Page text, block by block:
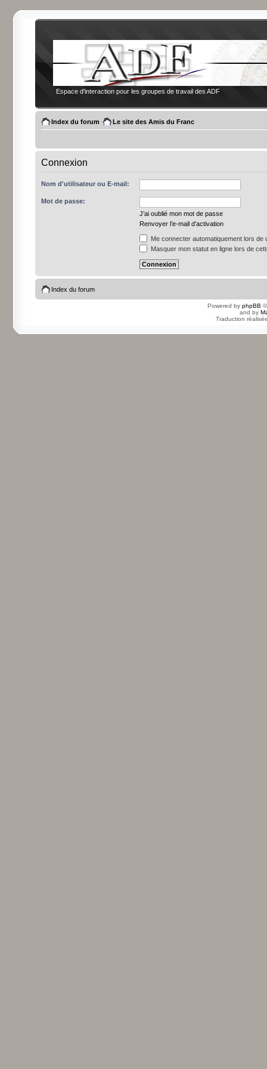
Espace d'interaction pour les groupes de travail des ADF
Index du forum Le site des Amis du Franc
Connexion
Nom d'utilisateur ou E-mail:
Mot de passe:
J’ai oublié mon mot de passe
Renvoyer l’e-mail d’activation
Me connecter automatiquement lors de
Masquer mon statut en ligne lors de
Index du forum
Powered by phpBB
and by
Traduction